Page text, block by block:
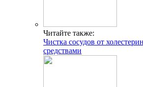
Читайте также:
Чистка сосудов от
средствами